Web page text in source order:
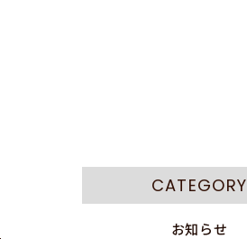
CATEGORY
お知らせ